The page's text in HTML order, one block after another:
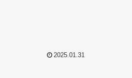
2025.01.31